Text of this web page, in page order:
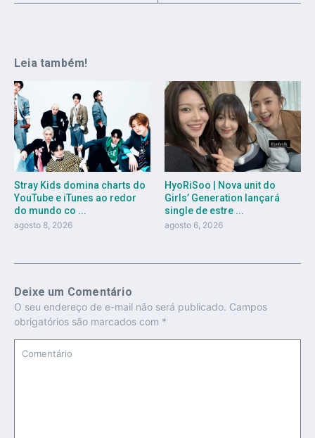
Leia também!
Stray Kids domina charts do
YouTube e iTunes ao redor
do mundo co ...
agosto 8, 2026
HyoRiSoo | Nova unit do
Girls’ Generation lançará
single de estre ...
agosto 6, 2026
Deixe um Comentário
O seu endereço de e-mail não será publicado. Campos
obrigatórios são marcados com *